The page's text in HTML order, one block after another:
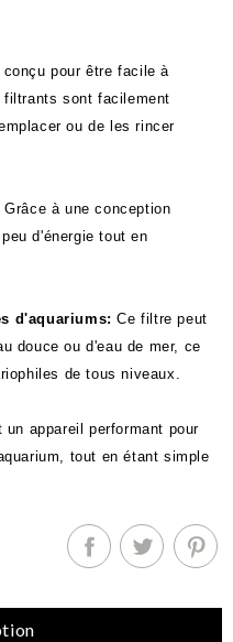
pour être facile à
filtrants sont facilement
ou de les rincer
Grâce à une conception
d'énergie tout en
d'aquariums: Ce filtre peut
douce ou d'eau de mer, ce
de tous niveaux.
appareil performant pour
tout en étant simple